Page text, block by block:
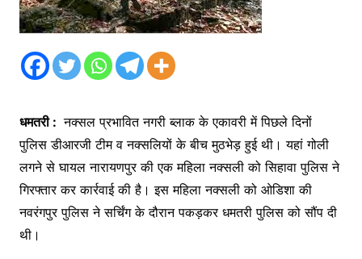
धमतरी : नक्सल प्रभावित नगरी ब्लाक के एकावरी में पिछले दिनों
पुलिस डीआरजी टीम व नक्सलियों के बीच मुठभेड़ हुई थी। यहां गोली
लगने से घायल नारायणपुर की एक महिला नक्सली को सिहावा पुलिस ने
गिरफ्तार कर कार्रवाई की है। इस महिला नक्सली को ओडिशा की
नवरंगपुर पुलिस ने सर्चिंग के दौरान पकड़कर धमतरी पुलिस को सौंप दी
थी।